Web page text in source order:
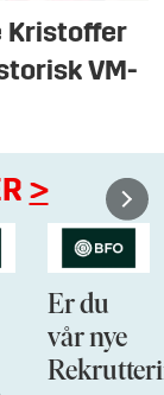
Kristoffer
VM-
>
Er du
vår nye